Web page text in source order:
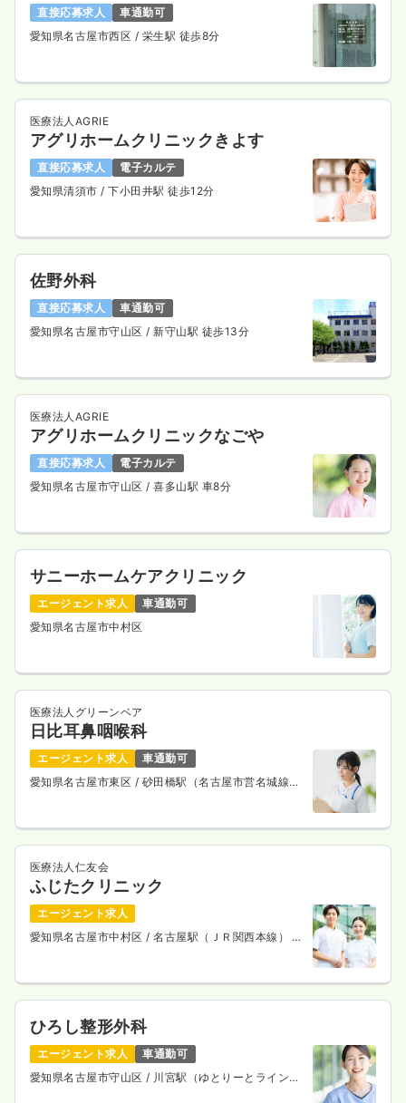
直接応募求人
車通勤可
愛知県名古屋市西区 / 栄生駅 徒歩8分
医療法人AGRIE
アグリホームクリニックきよす
直接応募求人
電子カルテ
愛知県清須市/ 下小田井駅 徒歩12分
佐野外科
直接応募求人
車通勤可
愛知県名古屋市守山区/ 新守山駅 徒歩13分
医療法人AGRIE
アグリホームクリニックなごや
直接応募求人
電子カルテ
愛知県名古屋市守山区/ 喜多山駅 車8分
サニーホームケアクリニック
エージェント求人
車通勤可
愛知県名古屋市中村区
医療法人グリーンベア
日比耳鼻咽喉科
エージェント求人
車通勤可
愛知県名古屋市東区 / 砂田橋駅（名古屋市営名城線）
医療法人仁友会
ふじたクリニック
エージェント求人
愛知県名古屋市中村区/ 名古屋駅（ＪＲ関西本線） 徒
ひろし整形外科
エージェント求人
車通勤可
愛知県名古屋市守山区/ 川宮駅（ゆとりーとライン）